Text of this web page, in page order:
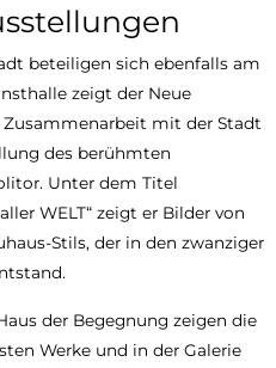
beteiligen sich ebenfalls am
zeigt der Neue
mit der Stadt
des berühmten
Unter dem Titel
WELT“ zeigt er Bilder von
Stils, der in den zwanziger
der Begegnung zeigen die
Werke und in der Galerie